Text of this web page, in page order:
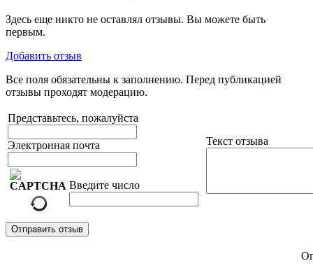
Здесь еще никто не оставлял отзывы. Вы можете быть
первым.
Добавить отзыв
Все поля обязательны к заполнению. Перед публикацией
отзывы проходят модерацию.
Представьтесь, пожалуйста
Электронная почта
Введите число
Текст отзыва
Отправить отзыв